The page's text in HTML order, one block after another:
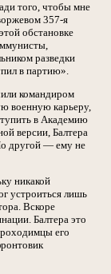
того, чтобы мне
357-я
обстановке
разведки
в партию».
командиром
военную карьеру,
в Академию
версии, Балтера
другой — ему не
никакой
устроиться лишь
Вскоре
Балтера это
его